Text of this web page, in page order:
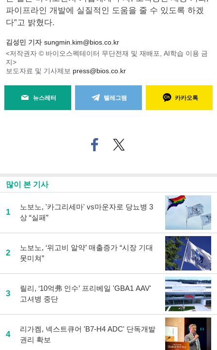
파이프라인 개발에 실질적인 도움을 줄 수 있도록 하겠
다”고 밝혔다.
김성민 기자 sungmin.kim@bios.co.kr
<저작권자 © 바이오스펙테이터 무단전재 및 재배포, AI학습 이용 금
지>
보도자료 및 기사제보 press@bios.co.kr
뉴스레터 텔레그램 카카오톡
페
이
기
사
공
트위
터로
많이 본 기사
1
노보노, '카그리세마' vs마운자로 당뇨병 3
상 “실패”
2
노보노, ‘위고비 알약’ 매출증가 “시장 기대
못미쳐”
3
릴리, ‘10억弗 인수’ 프리베일 'GBA1 AAV'
고셔병 중단
4
리가켐, 넥스트큐어 'B7-H4 ADC' 단독개발
권리 확보